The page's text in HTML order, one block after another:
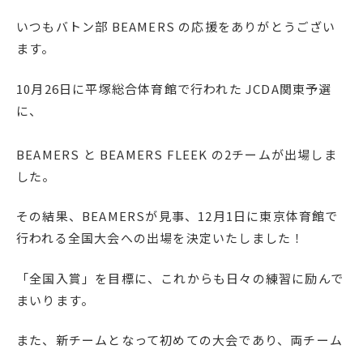
事務室より
プライバシーポリシー
いつもバトン部 BEAMERS の応援をありがとうござい
ます。
10月26日に平塚総合体育館で行われた JCDA関東予選
に、
BEAMERS と BEAMERS FLEEK の2チームが出場しま
した。
その結果、BEAMERSが見事、12月1日に東京体育館で
行われる全国大会への出場を決定いたしました！
「全国入賞」を目標に、これからも日々の練習に励んで
まいります。
また、新チームとなって初めての大会であり、両チーム